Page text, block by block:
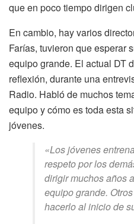
que en poco tiempo dirigen
En cambio, hay varios
Farías, tuvieron que esperar
equipo grande. El actual DT
reflexión, durante una
Radio. Habló de muchos
equipo y cómo es toda esta
jóvenes.
«Los jóvenes
respeto por los
dirigir muchos años
equipo grande.
hacerlo al inicio de